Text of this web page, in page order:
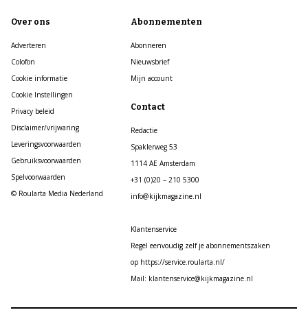
Over ons
Adverteren
Colofon
Cookie informatie
Cookie Instellingen
Privacy beleid
Disclaimer/vrijwaring
Leveringsvoorwaarden
Gebruiksvoorwaarden
Spelvoorwaarden
© Roularta Media Nederland
Abonnementen
Abonneren
Nieuwsbrief
Mijn account
Contact
Redactie
Spaklerweg 53
1114 AE Amsterdam
+31 (0)20 – 210 5300
info@kijkmagazine.nl
Klantenservice
Regel eenvoudig zelf je abonnementszaken
op https://service.roularta.nl/
Mail: klantenservice@kijkmagazine.nl